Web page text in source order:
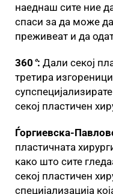
наеднаш сите ние
спаси за да може
преживеат и да
360 °: Дали секој
третира
секој пластичен
Ѓоргиевска-
пластичната
како што сите
секој пластичен
специјализација